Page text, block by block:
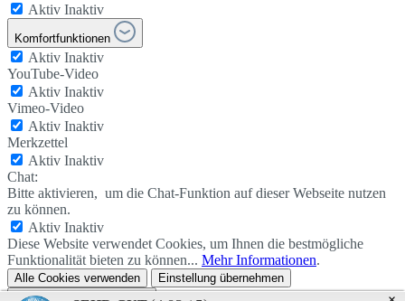
Aktiv Inaktiv
Komfortfunktionen
Aktiv Inaktiv
YouTube-Video
Aktiv Inaktiv
Vimeo-Video
Aktiv Inaktiv
Merkzettel
Aktiv Inaktiv
Chat:
Bitte aktivieren, um die Chat-Funktion auf dieser Webseite nutzen
zu können.
Aktiv Inaktiv
Diese Website verwendet Cookies, um Ihnen die bestmögliche
Funktionalität bieten zu können... Mehr Informationen.
Alle Cookies verwenden
Einstellung übernehmen
Datenschutzeinstellungen